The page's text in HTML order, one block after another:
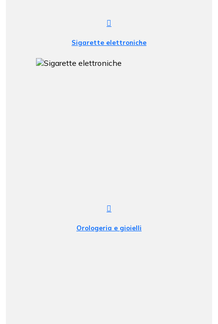
Sigarette elettroniche
Orologeria e gioielli